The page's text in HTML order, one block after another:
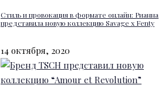
Стиль и провокация в формате онлайн: Рианна
представила новую коллекцию Savage x Fenty
14 октября, 2020